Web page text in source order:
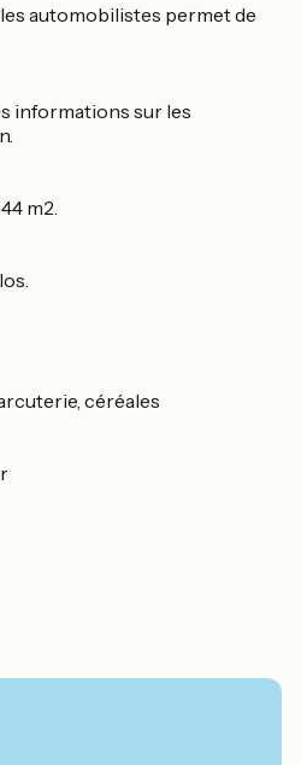
automobilistes permet de
informations sur les
m2.
céréales